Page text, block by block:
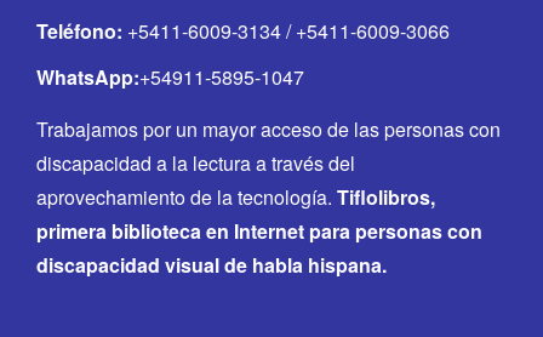
Teléfono: +5411-6009-3134 / +5411-6009-3066
WhatsApp:+54911-5895-1047
Trabajamos por un mayor acceso de las personas con
discapacidad a la lectura a través del
aprovechamiento de la tecnología. Tiflolibros,
primera biblioteca en Internet para personas con
discapacidad visual de habla hispana.